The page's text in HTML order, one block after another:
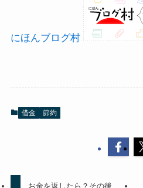
にほんブログ村
借金 節約
お金を返したら？その後